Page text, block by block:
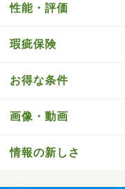
性能・評価
瑕疵保険
お得な条件
画像・動画
情報の新しさ